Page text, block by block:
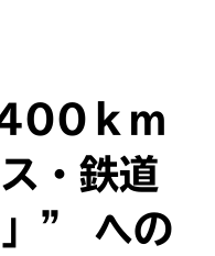
ｋｍ
・鉄道
」” への